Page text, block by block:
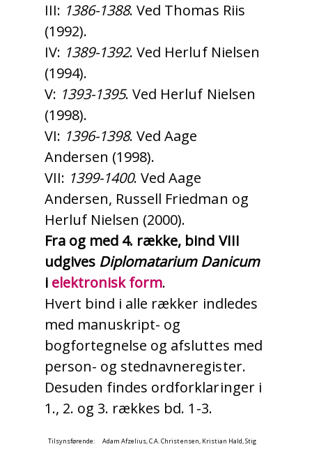
III: 1386-1388. Ved Thomas Riis
(1992).
IV: 1389-1392. Ved Herluf Nielsen
(1994).
V: 1393-1395. Ved Herluf Nielsen
(1998).
VI: 1396-1398. Ved Aage
Andersen (1998).
VII: 1399-1400. Ved Aage
Andersen, Russell Friedman og
Herluf Nielsen (2000).
Fra og med 4. række, bind VIII
udgives Diplomatarium Danicum
i elektronisk form.
Hvert bind i alle rækker indledes
med manuskript- og
bogfortegnelse og afsluttes med
person- og stednavneregister.
Desuden findes ordforklaringer i
1., 2. og 3. rækkes bd. 1-3.
Tilsynsførende: Adam Afzelius, C.A. Christensen, Kristian Hald, Stig